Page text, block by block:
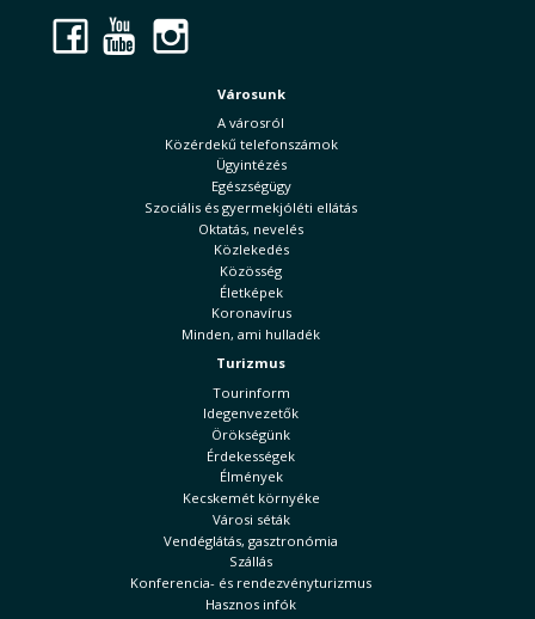
Facebook
YouTube
Városunk
A városról
Közérdekű telefonszámok
Ügyintézés
Egészségügy
Szociális és gyermekjóléti ellátás
Oktatás, nevelés
Közlekedés
Közösség
Életképek
Koronavírus
Minden, ami hulladék
Turizmus
Tourinform
Idegenvezetők
Örökségünk
Érdekességek
Élmények
Kecskemét környéke
Városi séták
Vendéglátás, gasztronómia
Szállás
Konferencia- és rendezvényturizmus
Hasznos infók